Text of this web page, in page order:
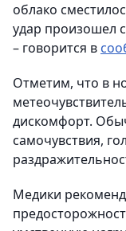
облако
удар произошел
– говорится в
Отметим, что в
дискомфорт.
самочувствия,
Медики